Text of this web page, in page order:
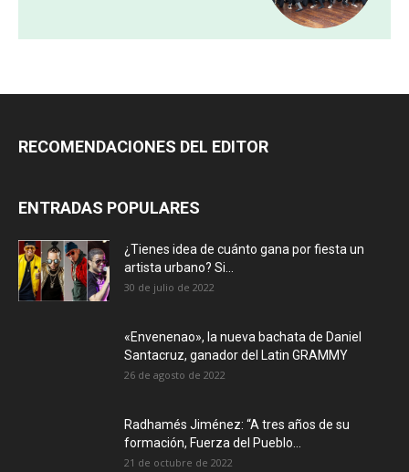
RECOMENDACIONES DEL EDITOR
ENTRADAS POPULARES
¿Tienes idea de cuánto gana por fiesta un
artista urbano? Si...
30 de julio de 2022
«Envenenao», la nueva bachata de Daniel
Santacruz, ganador del Latin GRAMMY
26 de agosto de 2022
Radhamés Jiménez: “A tres años de su
formación, Fuerza del Pueblo...
21 de octubre de 2022